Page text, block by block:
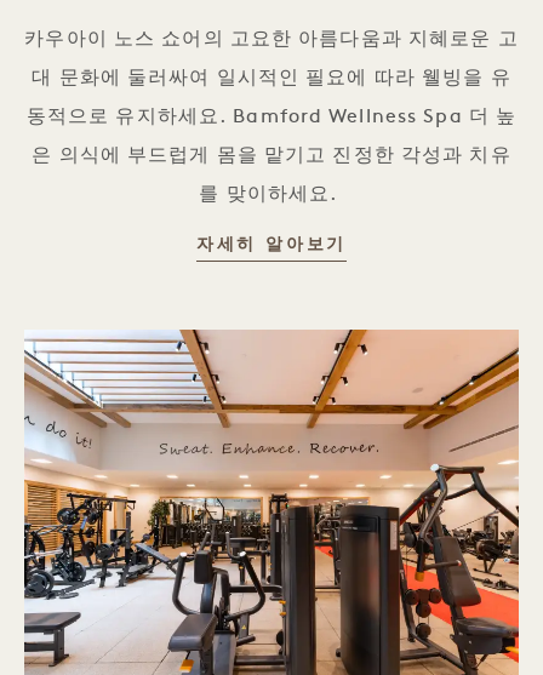
카우아이 노스 쇼어의 고요한 아름다움과 지혜로운 고
대 문화에 둘러싸여 일시적인 필요에 따라 웰빙을 유
동적으로 유지하세요. Bamford Wellness Spa 더 높
은 의식에 부드럽게 몸을 맡기고 진정한 각성과 치유
를 맞이하세요.
자세히 알아보기